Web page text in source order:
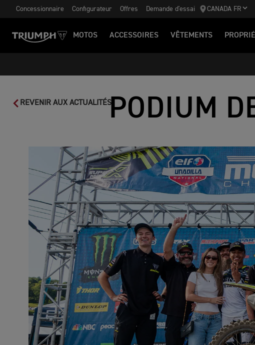
Concessionnaire Configurateur Offres Demande d'essai CANADA FR
MOTOS ACCESSOIRES VÊTEMENTS
REVENIR AUX ACTUALITÉSPODIUM